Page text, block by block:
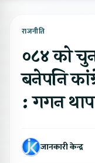
राजनीति
०८४ को
बनेपनि
: गगन
जानकारी केन्द्र